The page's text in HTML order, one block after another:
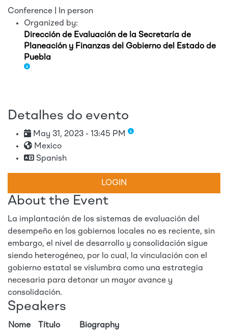
Conference | In person
Organized by:
Dirección de Evaluación de la Secretaría de
Planeación y Finanzas del Gobierno del Estado de
Puebla
About the Event
La implantación de los sistemas de evaluación del
desempeño en los gobiernos locales no es reciente, sin
embargo, el nivel de desarrollo y consolidación sigue
siendo heterogéneo, por lo cual, la vinculación con el
gobierno estatal se vislumbra como una estrategia
necesaria para detonar un mayor avance y
consolidación.
Speakers
Nome Título Biography
Detalhes do evento
May 31, 2023 - 13:45 PM
Mexico
Spanish
LOGIN